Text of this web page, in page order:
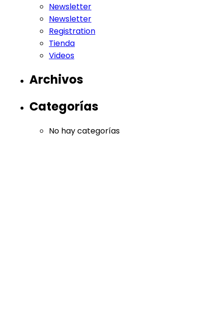
Newsletter
Newsletter
Registration
Tienda
Videos
Archivos
Categorías
No hay categorías